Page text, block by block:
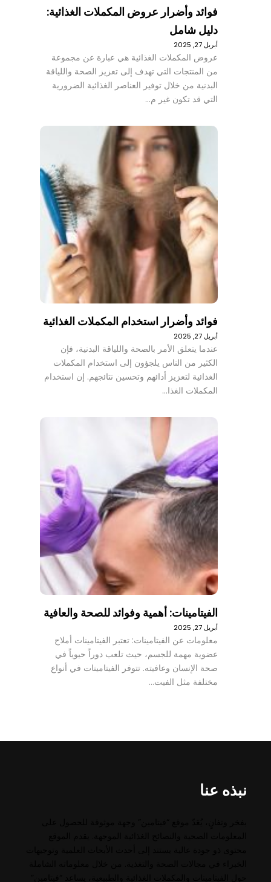
فوائد وأضرار عروض المكملات الغذائية:
دليل شامل
أبريل 27, 2025
عروض المكملات الغذائية هي عبارة عن مجموعة
من المنتجات التي تهدف إلى تعزيز الصحة واللياقة
البدنية من خلال توفير العناصر الغذائية الضرورية
التي قد تكون غير م…
فوائد وأضرار استخدام المكملات الغذائية
أبريل 27, 2025
عندما يتعلق الأمر بالصحة واللياقة البدنية، فإن
الكثير من الناس يلجؤون إلى استخدام المكملات
الغذائية لتعزيز أدائهم وتحسين نتائجهم. إن استخدام
المكملات الغذا…
الفيتامينات: أهمية وفوائد للصحة والعافية
أبريل 27, 2025
معلومات عن الفيتامينات: تعتبر الفيتامينات أملاح
عضوية مهمة للجسم، حيث تلعب دوراً حيوياً في
صحة الإنسان وعافيته. تتوفر الفيتامينات في أنواع
مختلفة مثل الفيت…
نبذه عنا